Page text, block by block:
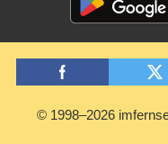
© 1998–2026